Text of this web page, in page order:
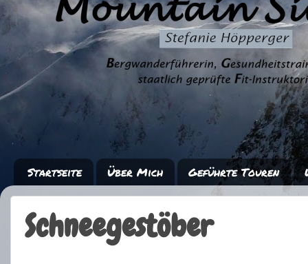
Startseite Über Mich Geführte Touren
Schneegestöber